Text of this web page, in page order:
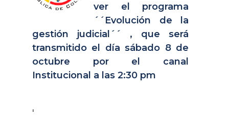
ver el programa
´´Evolución de la
gestión judicial´´ , que será
transmitido el día sábado 8 de
octubre por el canal
Institucional a las 2:30 pm
'